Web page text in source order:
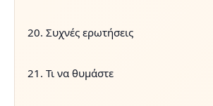
20. Συχνές ερωτήσεις
21. Τι να θυμάστε